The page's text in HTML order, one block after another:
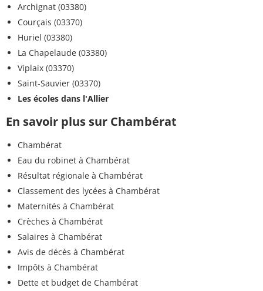
Archignat (03380)
Courçais (03370)
Huriel (03380)
La Chapelaude (03380)
Viplaix (03370)
Saint-Sauvier (03370)
Les écoles dans l'Allier
En savoir plus sur Chambérat
Chambérat
Eau du robinet à Chambérat
Résultat régionale à Chambérat
Classement des lycées à Chambérat
Maternités à Chambérat
Crèches à Chambérat
Salaires à Chambérat
Avis de décès à Chambérat
Impôts à Chambérat
Dette et budget de Chambérat